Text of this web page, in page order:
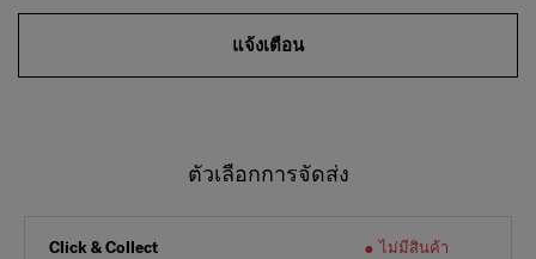
แจ้งเตือน
ตัวเลือกการจัดส่ง
Click & Collect ไม่มีสินค้า